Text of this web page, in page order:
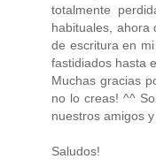
totalmente
habituales, ahora
de escritura en
fastidiados hasta
Muchas gracias
no lo creas! ^^
nuestros amigos y
Saludos!